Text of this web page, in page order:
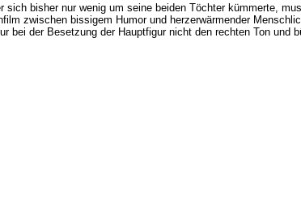
sich bisher nur wenig um seine beiden Töchter kümmerte,
zwischen bissigem Humor und herzerwärmender
bei der Besetzung der Hauptfigur nicht den rechten Ton und